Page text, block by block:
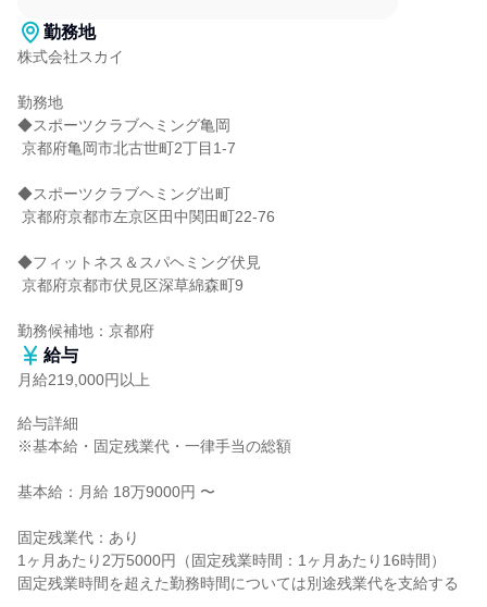
勤務地
株式会社スカイ
勤務地
◆スポーツクラブヘミング亀岡
◆スポーツクラブヘミング出町
◆フィットネス＆スパヘミング伏見
勤務候補地：京都府
給与
月給219,000円以上
給与詳細
※基本給・固定残業代・一律手当の総額
基本給：月給 18万9000円 〜
固定残業代：あり
1ヶ月あたり2万5000円（固定残業時間：1ヶ月あたり16時間）
固定残業時間を超えた勤務時間については別途残業代を支給する